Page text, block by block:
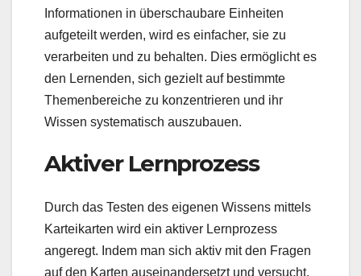
Informationen in überschaubare Einheiten
aufgeteilt werden, wird es einfacher, sie zu
verarbeiten und zu behalten. Dies ermöglicht es
den Lernenden, sich gezielt auf bestimmte
Themenbereiche zu konzentrieren und ihr
Wissen systematisch auszubauen.
Aktiver Lernprozess
Durch das Testen des eigenen Wissens mittels
Karteikarten wird ein aktiver Lernprozess
angeregt. Indem man sich aktiv mit den Fragen
auf den Karten auseinandersetzt und versucht,